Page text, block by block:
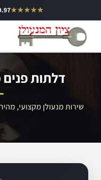
לתוכן
★★★★★באר יעקב
ראשון לציון
לוד
רמלה
דלתות